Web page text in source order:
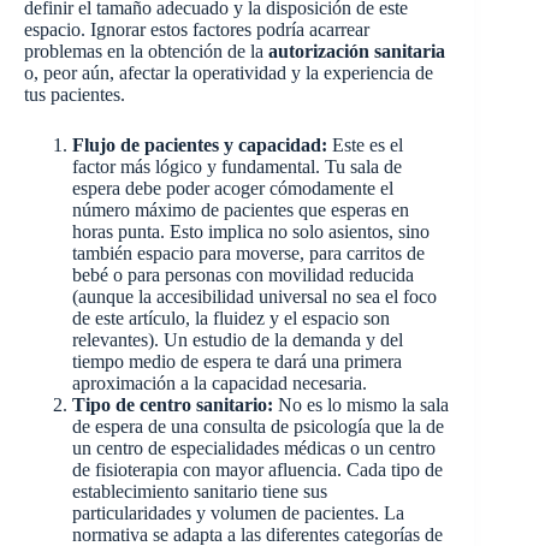
definir el tamaño adecuado y la disposición de este
espacio. Ignorar estos factores podría acarrear
problemas en la obtención de la autorización sanitaria
o, peor aún, afectar la operatividad y la experiencia de
tus pacientes.
Flujo de pacientes y capacidad: Este es el
factor más lógico y fundamental. Tu sala de
espera debe poder acoger cómodamente el
número máximo de pacientes que esperas en
horas punta. Esto implica no solo asientos, sino
también espacio para moverse, para carritos de
bebé o para personas con movilidad reducida
(aunque la accesibilidad universal no sea el foco
de este artículo, la fluidez y el espacio son
relevantes). Un estudio de la demanda y del
tiempo medio de espera te dará una primera
aproximación a la capacidad necesaria.
Tipo de centro sanitario: No es lo mismo la sala
de espera de una consulta de psicología que la de
un centro de especialidades médicas o un centro
de fisioterapia con mayor afluencia. Cada tipo de
establecimiento sanitario tiene sus
particularidades y volumen de pacientes. La
normativa se adapta a las diferentes categorías de